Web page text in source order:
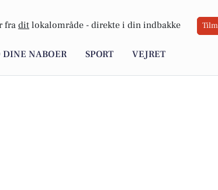
fra dit lokalområde - direkte i din indbakke
NABOER SPORT VEJRET